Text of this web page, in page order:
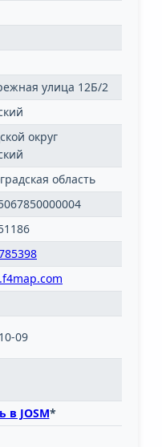
улица 12Б/2
округ
область
09
в JOSM*